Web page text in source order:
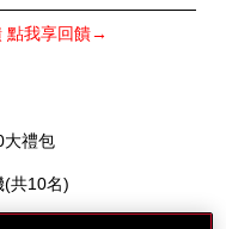
點我享回饋→
大禮包
(共10名)